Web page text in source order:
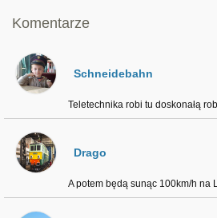
Komentarze
Schneidebahn
Teletechnika robi tu doskonałą
Drago
A potem będą sunąc 100km/h na